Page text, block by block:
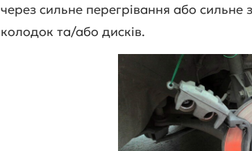
через сильне перегрівання або сильне
колодок та/або дисків.